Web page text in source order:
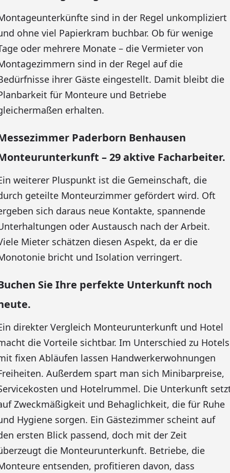
sind in der Regel unkompliziert
ohne viel Papierkram buchbar. Ob für wenige
oder mehrere Monate – die Vermieter von
sind in der Regel auf die
ihrer Gäste eingestellt. Damit bleibt die
für Monteure und Betriebe
erhalten.
Paderborn Benhausen
– 29 aktive Facharbeiter.
weiterer Pluspunkt ist die Gemeinschaft, die
geteilte Monteurzimmer gefördert wird. Oft
sich daraus neue Kontakte, spannende
oder Austausch nach der Arbeit.
Mieter schätzen diesen Aspekt, da er die
bricht und Isolation verringert.
Sie Ihre perfekte Unterkunft noch
direkter Vergleich Monteurunterkunft und Hotel
die Vorteile sichtbar. Im Unterschied zu Hotels
fixen Abläufen lassen Handwerkerwohnungen
Außerdem spart man sich Minibarpreise,
und Hotelrummel. Die Unterkunft
Zweckmäßigkeit und Behaglichkeit, die für Ruhe
Hygiene sorgen. Ein Gästezimmer scheint auf
ersten Blick passend, doch mit der Zeit
die Monteurunterkunft. Betriebe, die
entsenden, profitieren davon, dass